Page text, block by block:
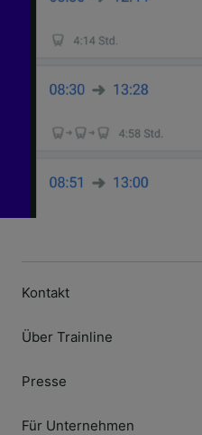
Kontakt
Über Trainline
Presse
Für Unternehmen